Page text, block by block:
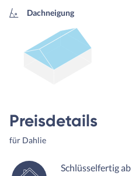
Dachneigung
Preisdetails
für Dahlie
Schlüsselfertig ab